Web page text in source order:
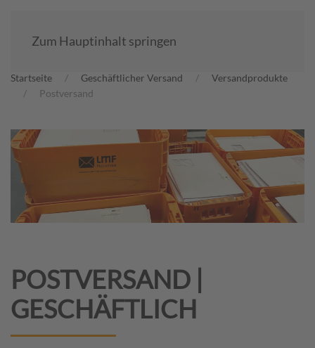
Zum Hauptinhalt springen
Startseite Geschäftlicher Versand
Versand­produkte
Postversand
POSTVERSAND |
GESCHÄFTLICH